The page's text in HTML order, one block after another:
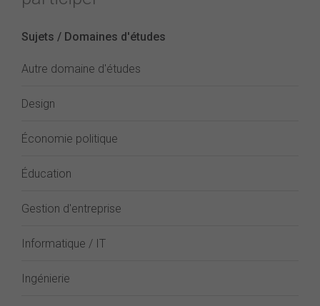
Sujets / Domaines d'études
Autre domaine d'études
Design
Économie politique
Éducation
Gestion d'entreprise
Informatique / IT
Ingénierie